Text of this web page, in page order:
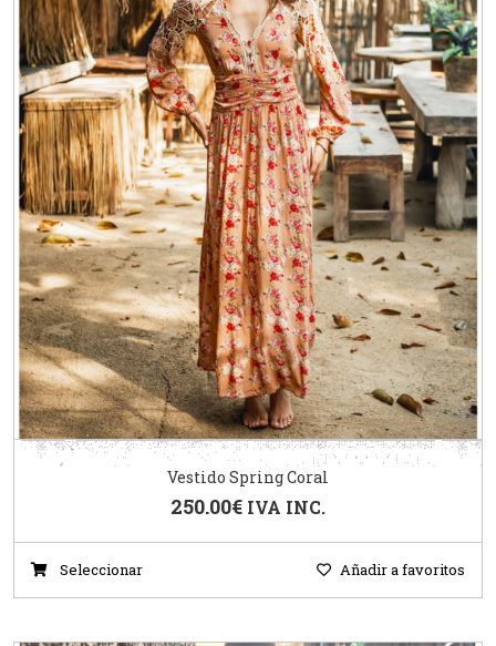
Vestido Spring Coral
250.00€ IVA INC.
Seleccionar Añadir a favoritos